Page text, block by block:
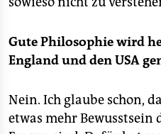
Gute Philosophie wird
England und den USA
Nein. Ich glaube schon,
etwas mehr Bewusstsein